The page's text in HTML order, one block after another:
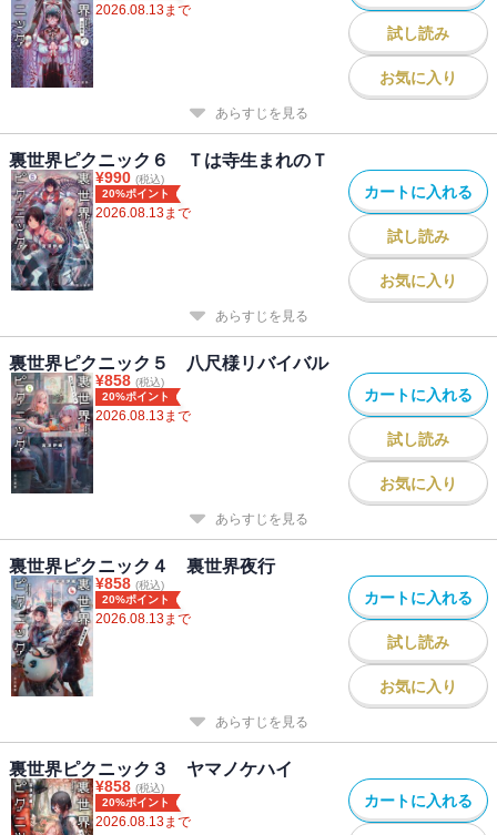
2026.08.13まで
試し読み
お気に入り
あらすじを見る
裏世界ピクニック６ Ｔは寺生まれのＴ
¥990 (税込)
20%ポイント
2026.08.13まで
カートに入れる
試し読み
お気に入り
あらすじを見る
裏世界ピクニック５ 八尺様リバイバル
¥858 (税込)
20%ポイント
2026.08.13まで
カートに入れる
試し読み
お気に入り
あらすじを見る
裏世界ピクニック４ 裏世界夜行
¥858 (税込)
20%ポイント
2026.08.13まで
カートに入れる
試し読み
お気に入り
あらすじを見る
裏世界ピクニック３ ヤマノケハイ
¥858 (税込)
20%ポイント
2026.08.13まで
カートに入れる